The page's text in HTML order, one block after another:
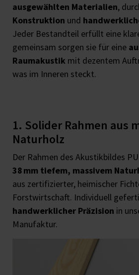
ausgewählten Materialien,
Konstruktion und
Jeder Bestandteil erfüllt eine
gemeinsam sorgen sie für eine
Raumakustik mit dezentem
was im Inneren steckt.
1. Solider Rahmen aus
Naturholz
Der Rahmen des Akustikbildes
38 mm tiefem, massivem
aus zertifizierter, heimischer
Forstwirtschaft. Individuell
handwerklicher Präzision in
Manufaktur.